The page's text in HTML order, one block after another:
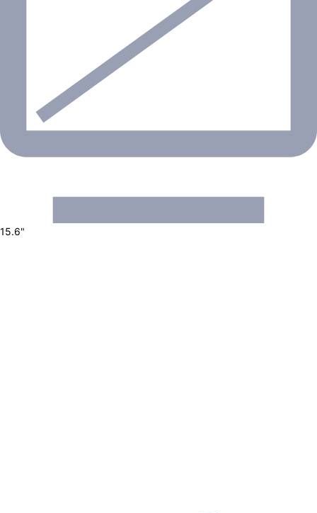
15.6"